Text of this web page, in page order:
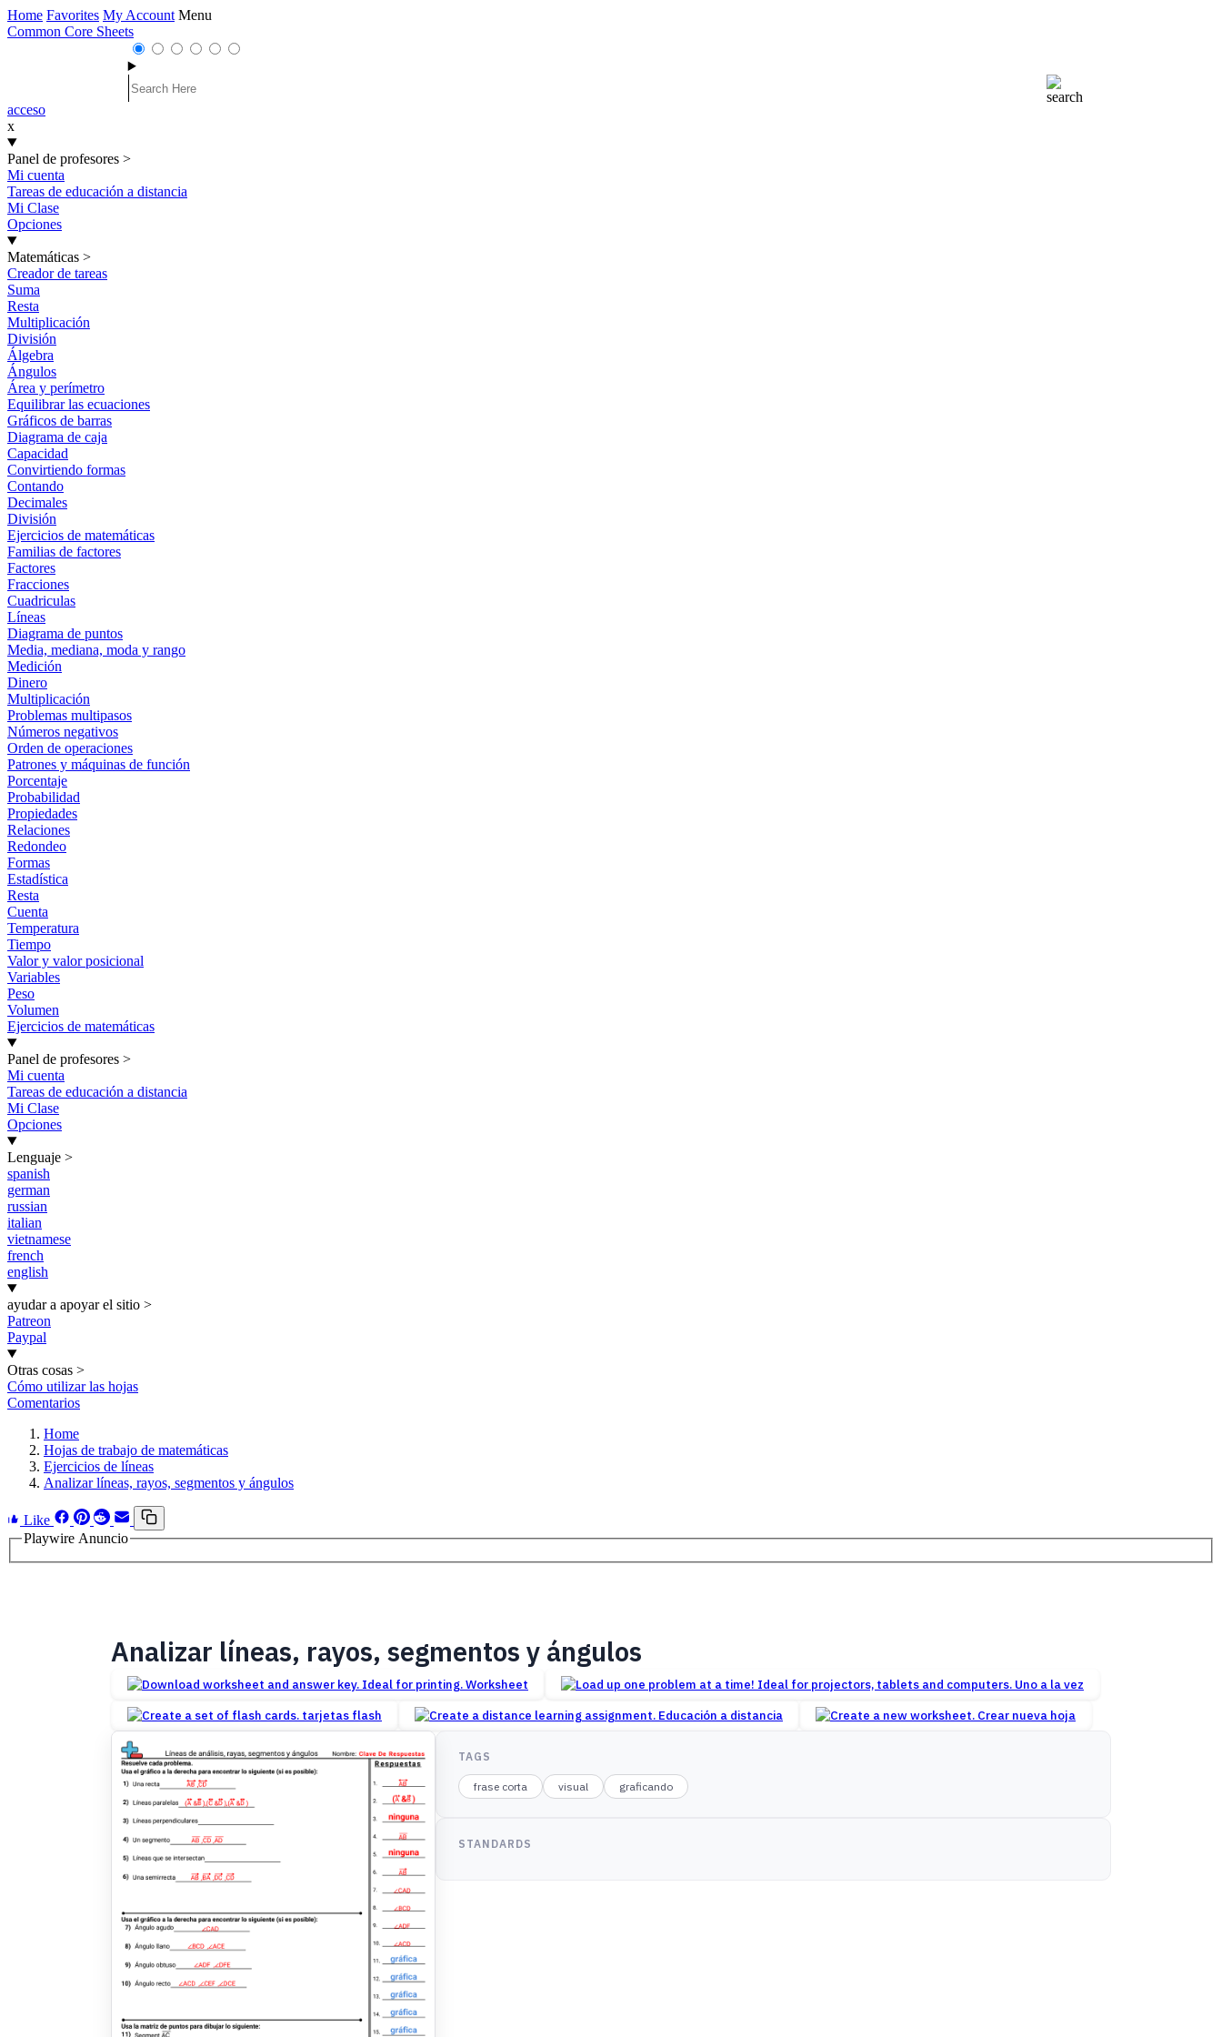
Home Favorites My Account Menu
Common Core Sheets
acceso
x
Panel de profesores >
Mi cuenta
Tareas de educación a distancia
Mi Clase
Opciones
Matemáticas >
Creador de tareas
Suma
Resta
Multiplicación
División
Álgebra
Ángulos
Área y perímetro
Equilibrar las ecuaciones
Gráficos de barras
Diagrama de caja
Capacidad
Convirtiendo formas
Contando
Decimales
División
Ejercicios de matemáticas
Familias de factores
Factores
Fracciones
Cuadriculas
Líneas
Diagrama de puntos
Media, mediana, moda y rango
Medición
Dinero
Multiplicación
Problemas multipasos
Números negativos
Orden de operaciones
Patrones y máquinas de función
Porcentaje
Probabilidad
Propiedades
Relaciones
Redondeo
Formas
Estadística
Resta
Cuenta
Temperatura
Tiempo
Valor y valor posicional
Variables
Peso
Volumen
Ejercicios de matemáticas
Panel de profesores >
Mi cuenta
Tareas de educación a distancia
Mi Clase
Opciones
Lenguaje >
spanish
german
russian
italian
vietnamese
french
english
ayudar a apoyar el sitio >
Patreon
Paypal
Otras cosas >
Cómo utilizar las hojas
Comentarios
Home
Hojas de trabajo de matemáticas
Ejercicios de líneas
Analizar líneas, rayos, segmentos y ángulos
Like
Playwire Anuncio
Analizar líneas, rayos, segmentos y ángulos
Worksheet
Uno a la vez
tarjetas flash
Educación a distancia Crear nueva hoja
TAGS
frase corta visual graficando
STANDARDS